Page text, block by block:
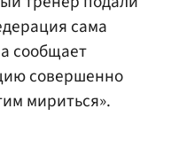
сама
сообщает
совершенно
мириться».